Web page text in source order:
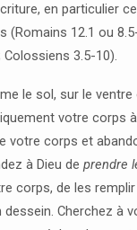
en particulier
(Romains 12.1 ou
3.5-10).
le sol, sur le
votre corps
votre corps et
à Dieu de prendre
corps, de les
Cherchez à